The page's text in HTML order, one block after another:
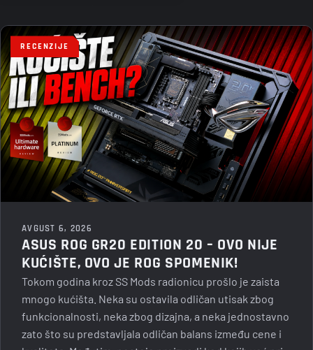
RECENZIJE
AVGUST 6, 2026
ASUS ROG GR20 EDITION 20 – OVO NIJE
KUĆIŠTE, OVO JE ROG SPOMENIK!
Tokom godina kroz SS Mods radionicu prošlo je zaista
mnogo kućišta. Neka su ostavila odličan utisak zbog
funkcionalnosti, neka zbog dizajna, a neka jednostavno
zato što su predstavljala odličan balans između cene i